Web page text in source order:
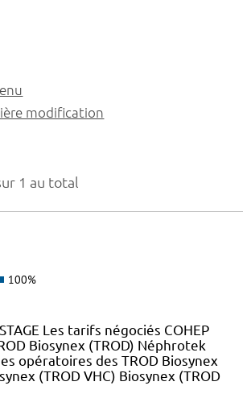
1 au total
100%
Les tarifs négociés COHEP
Biosynex (TROD) Néphrotek
opératoires des TROD Biosynex
(TROD VHC) Biosynex (TROD
modification